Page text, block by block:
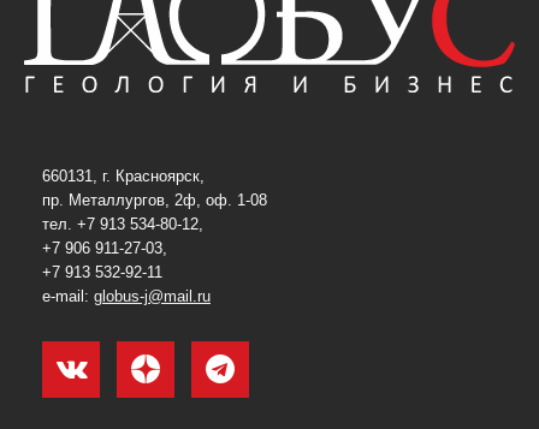
660131, г. Красноярск,
пр. Металлургов, 2ф, оф. 1-08
тел. +7 913 534-80-12,
+7 906 911-27-03,
+7 913 532-92-11
e-mail: globus-j@mail.ru